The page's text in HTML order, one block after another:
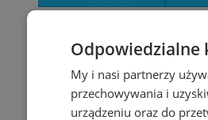
Odpowiedzialne
My i nasi partnerzy
przechowywania i
urządzeniu oraz do